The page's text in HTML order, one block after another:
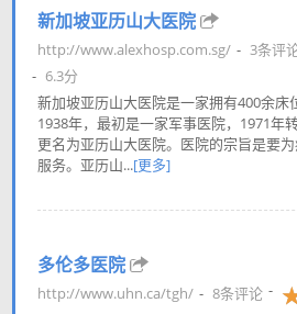
新加坡亚历山大医院
http://www.alexhosp.com.sg/
3条评
6.3分
新加坡亚历山大医院是一家拥有400余床
1938年，最初是一家军事医院，1971年
更名为亚历山大医院。医院的宗旨是要
服务。亚历山...[更多]
多伦多医院
http://www.uhn.ca/tgh/ 8条评论